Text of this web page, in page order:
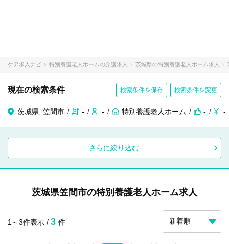
ケア求人ナビ 特別養護老人ホームの介護求人 茨城県の特別養護老人ホーム求人
現在の検索条件 検索条件を保存 検索条件を変更
茨城県, 笠間市 - - 特別養護老人ホーム - -
さらに絞り込む
茨城県笠間市の特別養護老人ホーム求人
1～3件表示 / 3 件